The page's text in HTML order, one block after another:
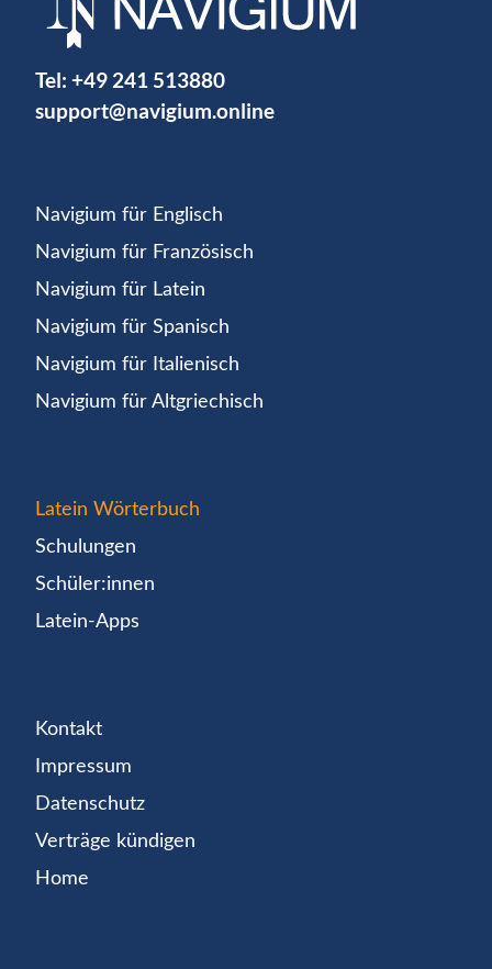
Tel: +49 241 513880
support@navigium.online
Navigium für Englisch
Navigium für Französisch
Navigium für Latein
Navigium für Spanisch
Navigium für Italienisch
Navigium für Altgriechisch
Latein Wörterbuch
Schulungen
Schüler:innen
Latein-Apps
Kontakt
Impressum
Datenschutz
Verträge kündigen
Home